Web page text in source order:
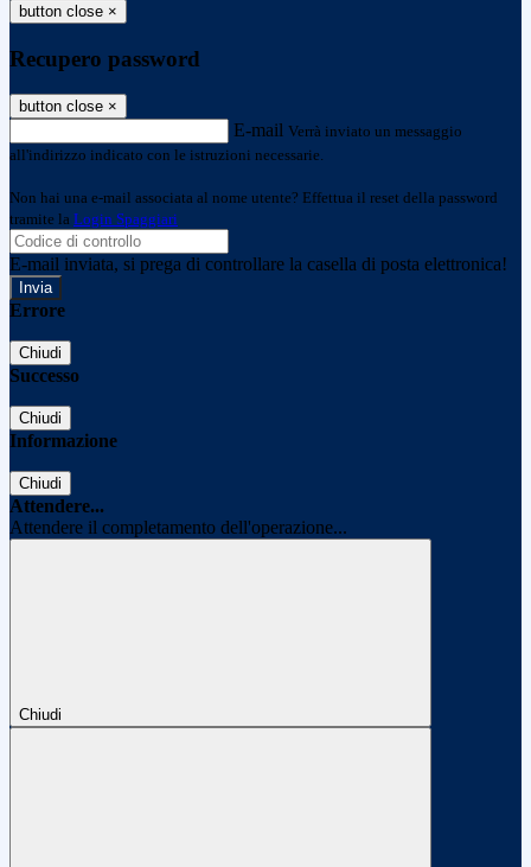
button close ×
Recupero password
button close ×
E-mail Verrà inviato un messaggio
all'indirizzo indicato con le istruzioni necessarie.
Non hai una e-mail associata al nome utente? Effettua il reset della password
tramite la Login Spaggiari
E-mail inviata, si prega di controllare la casella di posta elettronica!
Errore
Chiudi
Successo
Chiudi
Informazione
Chiudi
Attendere...
Attendere il completamento dell'operazione...
Chiudi